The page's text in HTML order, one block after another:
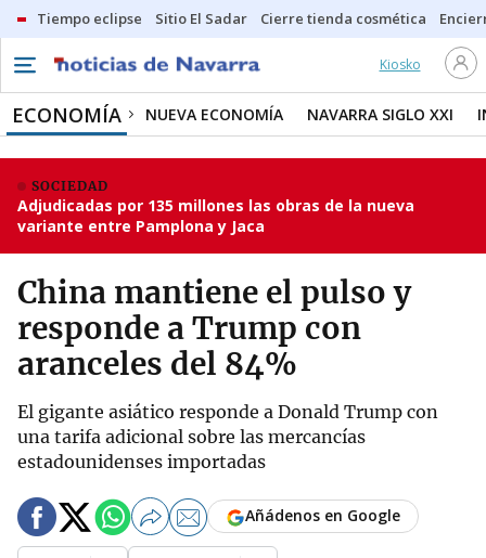
Tiempo eclipse Sitio El Sadar Cierre tienda cosmética
Kiosko
ECONOMÍA NUEVA ECONOMÍA NAVARRA SIGLO XXI
SOCIEDAD
Adjudicadas por 135 millones las obras de la nueva
variante entre Pamplona y Jaca
China mantiene el pulso y
responde a Trump con
aranceles del 84%
El gigante asiático responde a Donald Trump con
una tarifa adicional sobre las mercancías
estadounidenses importadas
Añádenos en Google